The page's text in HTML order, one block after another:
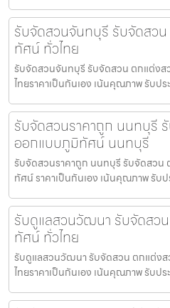
รับจัดสวนจันทบุรี รับจัดสว
ทัศน์ ทั่วไทย
รับจัดสวนจันทบุรี รับจัดสวน ตกแต่ง
ไทยราคาเป็นกันเอง เน้นคุณภาพ รับป
รับจัดสวนราคาถูก นนทบุรี
ออกแบบภูมิทัศน์ นนทบุรี
รับจัดสวนราคาถูก นนทบุรี รับจัดสว
ทัศน์ ราคาเป็นกันเอง เน้นคุณภาพ รับ
รับดูแลสวนวัฒนา รับจัดสว
ทัศน์ ทั่วไทย
รับดูแลสวนวัฒนา รับจัดสวน ตกแต่ง
ไทยราคาเป็นกันเอง เน้นคุณภาพ รับป